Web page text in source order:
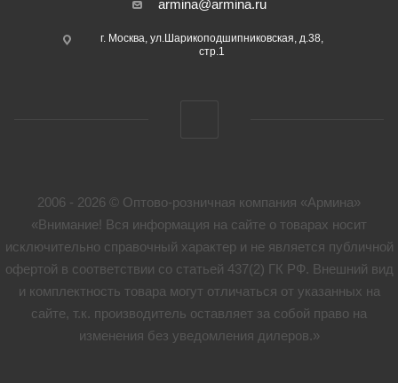
armina@armina.ru
г. Москва, ул.Шарикоподшипниковская, д.38,
стр.1
2006 - 2026 © Оптово-розничная компания «Армина»
«Внимание! Вся информация на сайте о товарах носит
исключительно справочный характер и не является публичной
офертой в соответствии со статьей 437(2) ГК РФ. Внешний вид
и комплектность товара могут отличаться от указанных на
сайте, т.к. производитель оставляет за собой право на
изменения без уведомления дилеров.»